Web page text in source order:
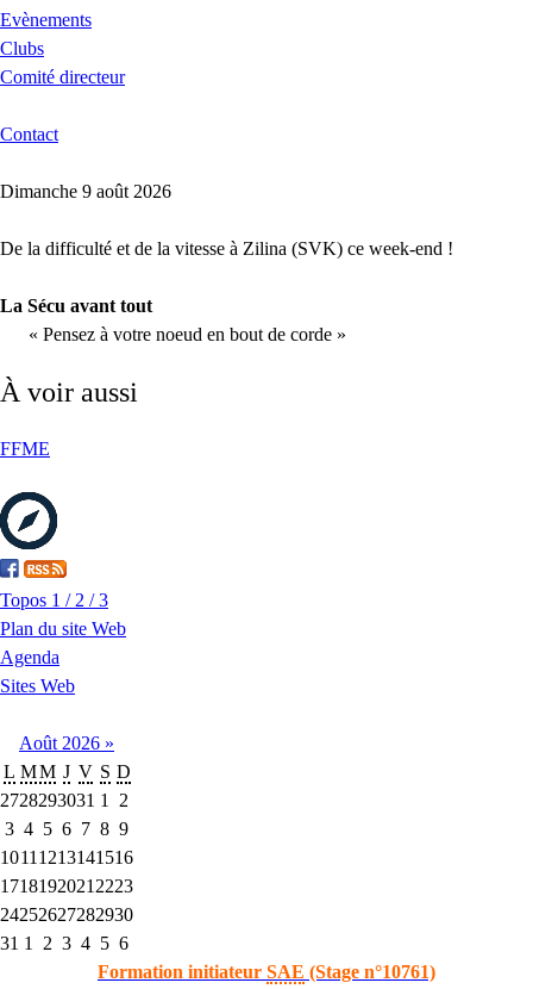
Evènements
Clubs
Comité directeur
Contact
Dimanche 9 août 2026
De la difficulté et de la vitesse à Zilina (SVK) ce week-end !
La Sécu avant tout
« Pensez à votre noeud en bout de corde »
À voir aussi
FFME
Topos 1 / 2 / 3
Plan du site Web
Agenda
Sites Web
Août 2026 »
L MM J V S D
2728293031 1
2
3 4 5 6 7 8 9
1011 1213141516
1718192021 2223
24252627282930
31 1 2 3 4 5 6
Formation initiateur SAE (Stage n°10761)